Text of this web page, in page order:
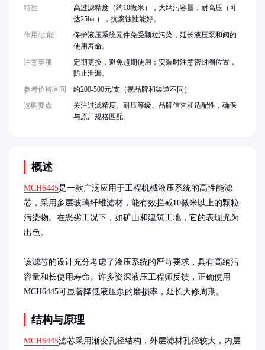
概述
MCH6445是一款广泛应用于工程机械液压系统的高性能滤
芯，采用多层玻璃纤维滤材，能有效拦截10微米以上的颗粒
污染物。在恶劣工况下，如矿山和建筑工地，它的表现尤为
出色。
该滤芯的设计充分考虑了液压系统的严苛要求，具有高纳污
容量和长使用寿命。许多资深液压工程师反馈，正确使用
MCH6445可显著降低液压泵的磨损率，延长大修周期。
结构与原理
MCH6445滤芯采用渐变孔径结构，外层滤材孔径较大，内层
特性
高过滤精度（约10微米），大纳污容量，耐高压（可
达25bar），抗腐蚀性能好。
作用/功能
保护液压系统元件免受颗粒污染，延长液压泵和阀的
使用寿命。
注意事项
定期更换，避免超期使用；安装时注意密封圈位置，
防止泄漏。
参考价格区间
约200-500元/支（视品牌和渠道不同）
选购要点
关注过滤精度、耐压等级、品牌信誉和适配性，确保
与原厂规格匹配。